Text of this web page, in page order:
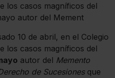
los casos magníficos del
autor del Mement
10 de abril, en el Colegio
los casos magníficos del
autor del Memento
de Sucesionesque